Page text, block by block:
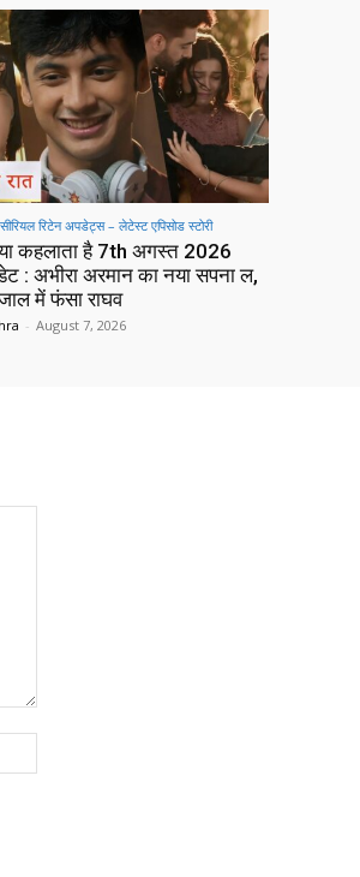
सीरियल रिटेन अपडेट्स – लेटेस्ट एपिसोड स्टोरी
कहलाता है 7th अगस्त 2026
: अभीरा अरमान का नया सपना ल,
में फंसा राघव
- August 7, 2026